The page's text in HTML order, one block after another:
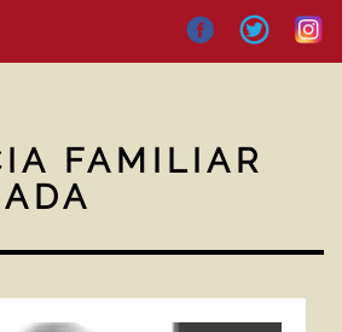
FAMILIAR